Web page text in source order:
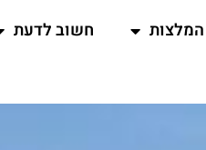
המלצות
חשוב לדעת